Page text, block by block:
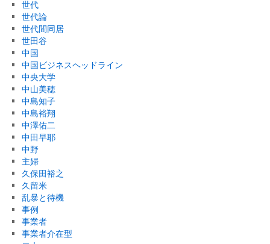
世代
世代論
世代間同居
世田谷
中国
中国ビジネスヘッドライン
中央大学
中山美穂
中島知子
中島裕翔
中澤佑二
中田早耶
中野
主婦
久保田裕之
久留米
乱暴と待機
事例
事業者
事業者介在型